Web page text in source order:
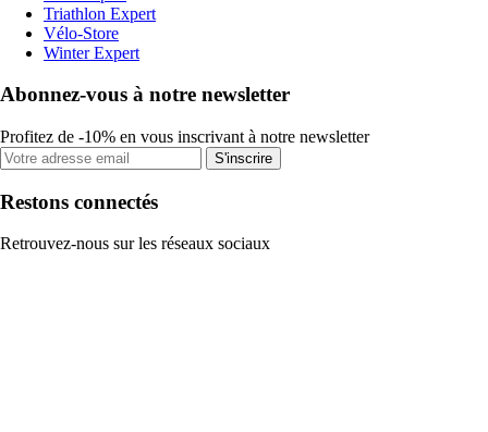
Triathlon Expert
Vélo-Store
Winter Expert
Abonnez-vous à notre newsletter
Profitez de -10% en vous inscrivant à notre newsletter
S'inscrire
Restons connectés
Retrouvez-nous sur les réseaux sociaux